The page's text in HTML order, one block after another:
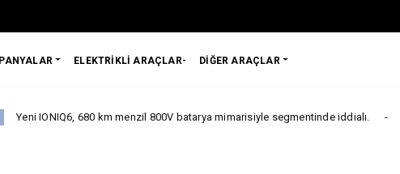
ELEKTRİKLİ ARAÇLAR- DİĞER ARAÇLAR
680 km menzil 800V batarya mimarisiyle segmentinde iddialı. Jaecoo